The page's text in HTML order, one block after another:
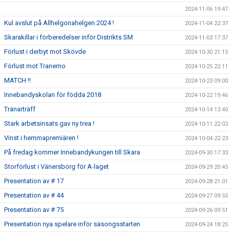
2024-11-06 19:47
Kul avslut på Allhelgonahelgen 2024 ! 2024-11-04 22:37
Skarakillar i förberedelser inför Distrikts SM 2024-11-03 17:37
Förlust i derbyt mot Skövde 2024-10-30 21:15
Förlust mot Tranemo 2024-10-25 22:11
MATCH !! 2024-10-23 09:00
Innebandyskolan för födda 2018 2024-10-22 19:46
Tränarträff 2024-10-14 13:40
Stark arbetsinsats gav ny trea ! 2024-10-11 22:02
Vinst i hemmapremiären ! 2024-10-04 22:23
På fredag kommer Innebandykungen till Skara 2024-09-30 17:33
Storförlust i Vänersborg för A-laget 2024-09-29 20:45
Presentation av # 17 2024-09-28 21:01
Presentation av # 44 2024-09-27 09:55
Presentation av # 75 2024-09-26 09:51
Presentation nya spelare inför säsongsstarten 2024-09-24 18:25